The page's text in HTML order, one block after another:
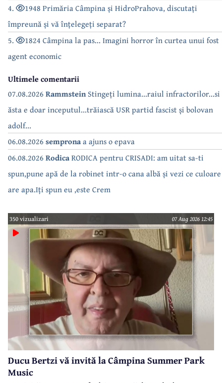
4.
1948 Primăria Câmpina și HidroPrahova, discutați
împreună și vă înțelegeți separat?
5.
1824 Câmpina la pas... Imagini horror în curtea unui fost
agent economic
Ultimele comentarii
07.08.2026 RammsteinStingeți lumina...raiul infractorilor...si
ăsta e doar inceputul...trăiască USR partid fascist și bolovan
adolf...
06.08.2026 sempronaa ajuns o epava
06.08.2026 RodicaRODICA pentru CRISADI: am uitat sa-ti
spun,pune apă de la robinet intr-o cana albă și vezi ce culoare
are apa.Iți spun eu ,este Crem
350 vizualizari 07 Aug 2026 12:45
Ducu Bertzi vă invită la Câmpina Summer Park
Music